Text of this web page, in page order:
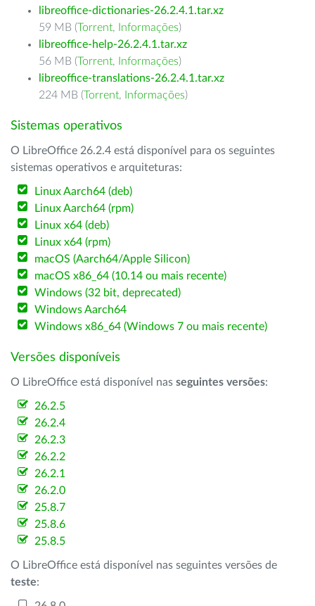
libreoffice-dictionaries-26.2.4.1.tar.xz
59 MB (Torrent, Informações)
libreoffice-help-26.2.4.1.tar.xz
56 MB (Torrent, Informações)
libreoffice-translations-26.2.4.1.tar.xz
224 MB (Torrent, Informações)
Sistemas operativos
O LibreOffice 26.2.4 está disponível para os seguintes
sistemas operativos e arquiteturas:
Linux Aarch64 (deb)
Linux Aarch64 (rpm)
Linux x64 (deb)
Linux x64 (rpm)
macOS (Aarch64/Apple Silicon)
macOS x86_64 (10.14 ou mais recente)
Windows (32 bit, deprecated)
Windows Aarch64
Windows x86_64 (Windows 7 ou mais recente)
Versões disponíveis
O LibreOffice está disponível nas seguintes versões:
26.2.5
26.2.4
26.2.3
26.2.2
26.2.1
26.2.0
25.8.7
25.8.6
25.8.5
O LibreOffice está disponível nas seguintes versões de
teste: